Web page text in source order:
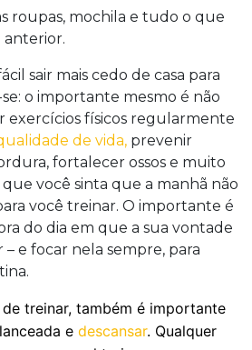
roupas, mochila e tudo o que
anterior.
sair mais cedo de casa para
o importante mesmo é não
exercícios físicos regularmente
de vida, prevenir
fortalecer ossos e muito
que você sinta que a manhã não
você treinar. O importante é
do dia em que a sua vontade
e focar nela sempre, para
de treinar, também é importante
e descansar. Qualquer